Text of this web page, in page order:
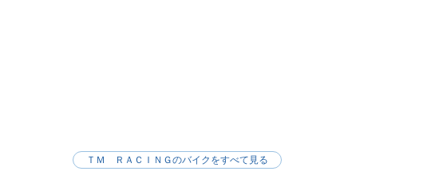
ＴＭ ＲＡＣＩＮＧのバイクをすべて見る